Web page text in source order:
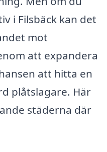
i Filsbäck kan det
mot
att expandera
att hitta en
plåtslagare. Här
städerna där